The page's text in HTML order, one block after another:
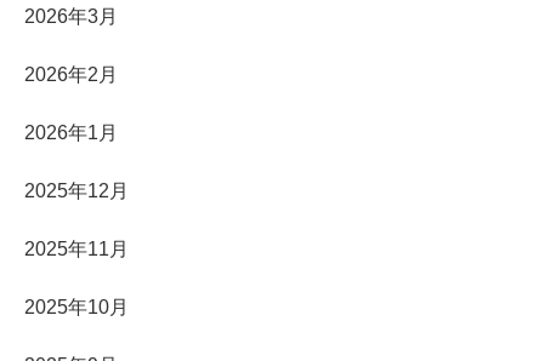
2026年3月
2026年2月
2026年1月
2025年12月
2025年11月
2025年10月